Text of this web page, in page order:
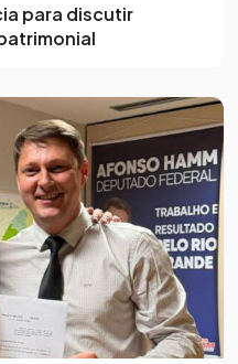
para discutir